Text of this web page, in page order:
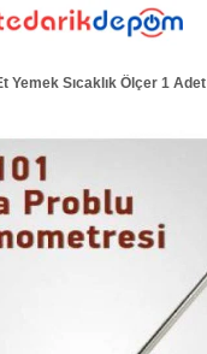
Yemek Sıcaklık Ölçer 1 Adet